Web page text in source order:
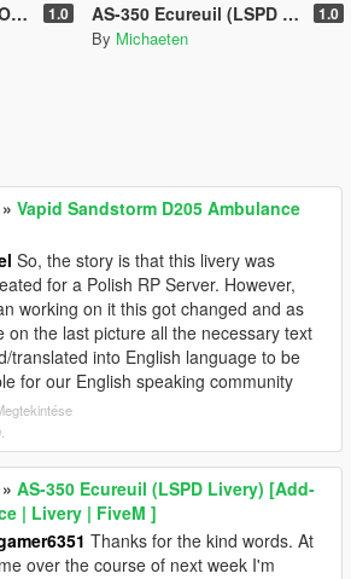
1.0 AS-350 Ecureuil (LSPD Livery) [Add-On / Replace | Livery | FiveM ] 1.0
By Michaeten
» Vapid Sandstorm D205 Ambulance
So, the story is that this livery was
for a Polish RP Server. However,
working on it this got changed and as
on the last picture all the necessary text
translated into English language to be
for our English speaking community
» AS-350 Ecureuil (LSPD Livery) [Add-
| Livery | FiveM ]
Thanks for the kind words. At
over the course of next week I'm